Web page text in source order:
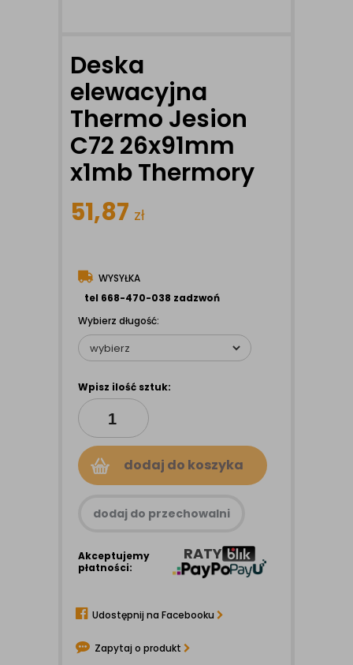
Deska
elewacyjna
Thermo Jesion
C72 26x91mm
x1mb Thermory
51,87 zł
WYSYŁKA
tel 668-470-038 zadzwoń
Wybierz długość:
Wpisz ilość sztuk:
dodaj do koszyka
dodaj do przechowalni
Akceptujemy
płatności:
RATY
Udostępnij na Facebooku
Zapytaj o produkt